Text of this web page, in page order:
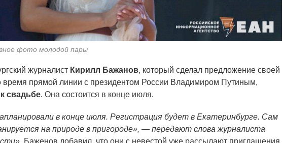
фото молодой пары
журналист Кирилл Бажанов, который сделал предложение своей
время прямой линии с президентом России Владимиром Путиным,
свадьбе. Она состоится в конце июля.
в конце июля. Регистрация будет в Екатеринбурге. Сам
на природе в пригороде», — передают слова журналиста